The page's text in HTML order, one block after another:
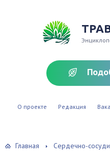
О проекте Редакция
Главная Сердечно-